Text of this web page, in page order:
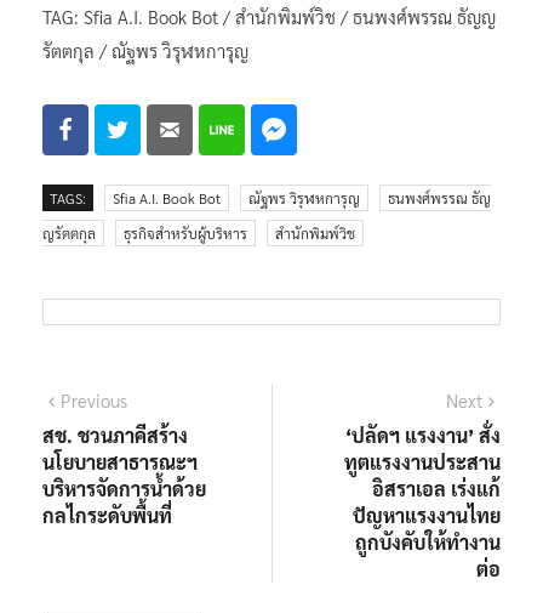
TAG: Sfia A.I. Book Bot / สำนักพิมพ์วิช / ธนพงศ์พรรณ ธัญญ
รัตตกุล / ณัฐพร วิรุฬหการุญ
TAGS: Sfia A.I. Book Bot ณัฐพร วิรุฬหการุญ
ธนพงศ์พรรณ ธัญ
ญรัตตกุล
ธุรกิจสำหรับผู้บริหาร สำนักพิมพ์วิช
แนะแนว
เรื่อง
PreviousPrevious
post:
สช. ชวนภาคีสร้าง
นโยบายสาธารณะฯ
บริหารจัดการน้ำด้วย
กลไกระดับพื้นที่
Next
‘ปลัดฯ แรงงาน’ สั่ง
ทูตแรงงานประสาน
อิสราเอล เร่งแก้
ปัญหาแรงงานไทย
ถูกบังคับให้ทำงาน
ต่อ